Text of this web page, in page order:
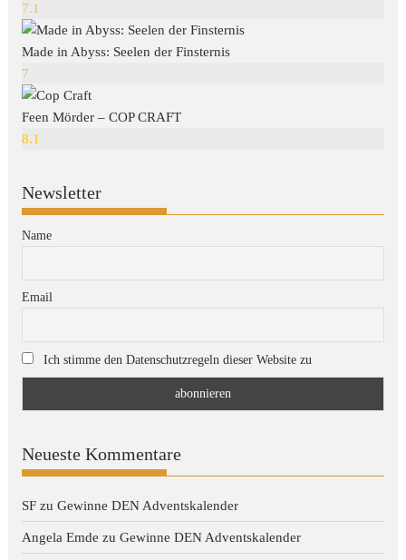
7.1
Made in Abyss: Seelen der Finsternis
7
Feen Mörder – COP CRAFT
8.1
Newsletter
Name
Email
Ich stimme den Datenschutzregeln dieser Website zu
Neueste Kommentare
SF zuGewinne DEN Adventskalender
Angela Emde zuGewinne DEN Adventskalender